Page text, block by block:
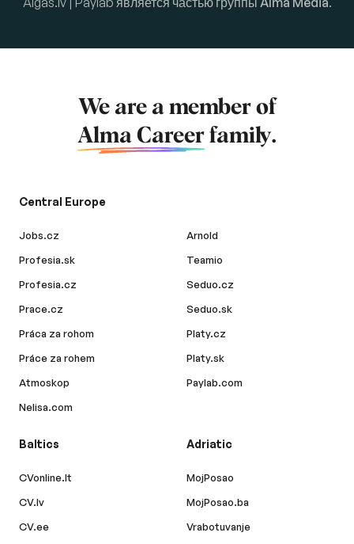
We are a member of
Alma Career family.
Central Europe
Jobs.cz
Profesia.sk
Profesia.cz
Prace.cz
Práca za rohom
Práce za rohem
Atmoskop
Nelisa.com
Arnold
Teamio
Seduo.cz
Seduo.sk
Platy.cz
Platy.sk
Paylab.com
Baltics
CVonline.lt
CV.lv
CV.ee
Adriatic
MojPosao
MojPosao.ba
Vrabotuvanje